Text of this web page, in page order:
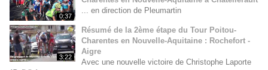
0:37
... en direction de Pleumartin
3:22
Résumé de la 2ème étape du Tour Poitou-
Charentes en Nouvelle-Aquitaine : Rochefort -
Aigre
Avec une nouvelle victoire de Christophe Laporte